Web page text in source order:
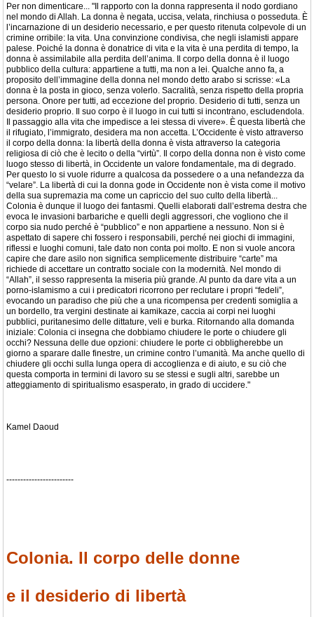
Per non dimenticare... "Il rapporto con la donna rappresenta il nodo gordiano
nel mondo di Allah. La donna è negata, uccisa, velata, rinchiusa o posseduta. È
l’incarnazione di un desiderio necessario, e per questo ritenuta colpevole di un
crimine orribile: la vita. Una convinzione condivisa, che negli islamisti appare
palese. Poiché la donna è donatrice di vita e la vita è una perdita di tempo, la
donna è assimilabile alla perdita dell’anima. Il corpo della donna è il luogo
pubblico della cultura: appartiene a tutti, ma non a lei. Qualche anno fa, a
proposito dell’immagine della donna nel mondo detto arabo si scrisse: «La
donna è la posta in gioco, senza volerlo. Sacralità, senza rispetto della propria
persona. Onore per tutti, ad eccezione del proprio. Desiderio di tutti, senza un
desiderio proprio. Il suo corpo è il luogo in cui tutti si incontrano, escludendola.
Il passaggio alla vita che impedisce a lei stessa di vivere». È questa libertà che
il rifugiato, l’immigrato, desidera ma non accetta. L’Occidente è visto attraverso
il corpo della donna: la libertà della donna è vista attraverso la categoria
religiosa di ciò che è lecito o della “virtù”. Il corpo della donna non è visto come
luogo stesso di libertà, in Occidente un valore fondamentale, ma di degrado.
Per questo lo si vuole ridurre a qualcosa da possedere o a una nefandezza da
“velare”. La libertà di cui la donna gode in Occidente non è vista come il motivo
della sua supremazia ma come un capriccio del suo culto della libertà...
Colonia è dunque il luogo dei fantasmi. Quelli elaborati dall’estrema destra che
evoca le invasioni barbariche e quelli degli aggressori, che vogliono che il
corpo sia nudo perché è “pubblico” e non appartiene a nessuno. Non si è
aspettato di sapere chi fossero i responsabili, perché nei giochi di immagini,
riflessi e luoghi comuni, tale dato non conta poi molto. E non si vuole ancora
capire che dare asilo non significa semplicemente distribuire “carte” ma
richiede di accettare un contratto sociale con la modernità. Nel mondo di
“Allah”, il sesso rappresenta la miseria più grande. Al punto da dare vita a un
porno-islamismo a cui i predicatori ricorrono per reclutare i propri “fedeli”,
evocando un paradiso che più che a una ricompensa per credenti somiglia a
un bordello, tra vergini destinate ai kamikaze, caccia ai corpi nei luoghi
pubblici, puritanesimo delle dittature, veli e burka. Ritornando alla domanda
iniziale: Colonia ci insegna che dobbiamo chiudere le porte o chiudere gli
occhi? Nessuna delle due opzioni: chiudere le porte ci obbligherebbe un
giorno a sparare dalle finestre, un crimine contro l’umanità. Ma anche quello di
chiudere gli occhi sulla lunga opera di accoglienza e di aiuto, e su ciò che
questa comporta in termini di lavoro su se stessi e sugli altri, sarebbe un
atteggiamento di spiritualismo esasperato, in grado di uccidere."
Kamel Daoud
------------------------
Colonia. Il corpo delle donne
e il desiderio di libertà